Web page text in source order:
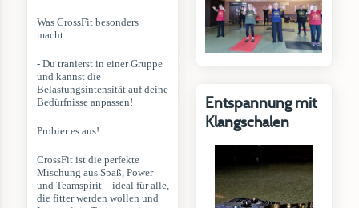
Was CrossFit besonders
macht:
- Du tranierst in einer Gruppe
und kannst die
Belastungsintensität auf deine
Bedürfnisse anpassen!
Probier es aus!
CrossFit ist die perfekte
Mischung aus Spaß, Power
und Teamspirit – ideal für alle,
die fitter werden wollen und
Entspannung mit
Klangschalen